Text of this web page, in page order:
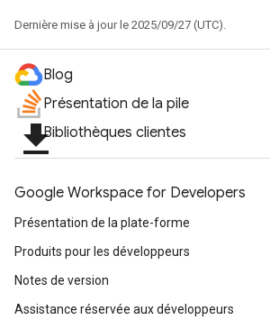
Dernière mise à jour le 2025/09/27 (UTC).
Blog
Présentation de la pile
file_downloadBibliothèques clientes
Google Workspace for Developers
Présentation de la plate-forme
Produits pour les développeurs
Notes de version
Assistance réservée aux développeurs